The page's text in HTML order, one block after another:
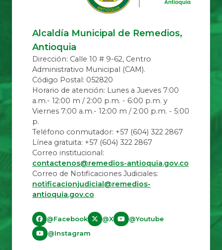
Alcaldía Municipal de Remedios,
Antioquia
Dirección: Calle 10 # 9-62, Centro
Administrativo Municipal (CAM).
Código Postal: 052820
Horario de atención: Lunes a Jueves 7:00
a.m.- 12:00 m / 2:00 p.m. - 6:00 p.m. y
Viernes 7:00 a.m.- 12:00 m / 2:00 p.m. - 5:00
p.
Teléfono conmutador: +57 (604) 322 2867
Línea gratuita: +57 (604) 322 2867
Correo institucional:
contactenos@remedios-antioquia.gov.co
Correo de Notificaciones Judiciales:
notificacionjudicial@remedios-
antioquia.gov.co
@Facebook @X
@Youtube
@Instagram